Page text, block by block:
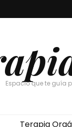
Espacio que te guía
Terapia